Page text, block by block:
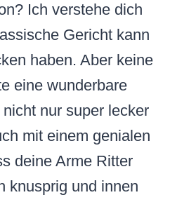
Ich verstehe dich
Gericht kann
haben. Aber keine
eine wunderbare
nur super lecker
mit einem genialen
deine Arme Ritter
knusprig und innen